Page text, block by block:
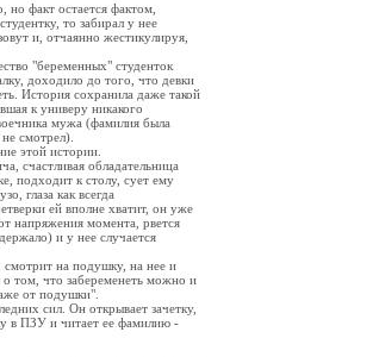
но факт остается фактом,
то забирал у нее
и, отчаянно жестикулируя,
"беременных" студенток
доходило до того, что девки
История сохранила даже такой
к универу никакого
мужа (фамилия была
смотрел).
этой истории.
счастливая обладательница
подходит к столу, сует ему
глаза как всегда
ей вполне хватит, он уже
напряжения момента, рвется
и у нее случается
на подушку, на нее и
том, что забеременеть можно и
от подушки".
сил. Он открывает зачетку,
в ПЗУ и читает ее фамилию -